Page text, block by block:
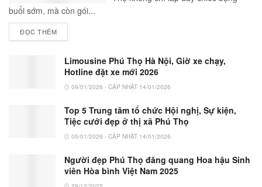
buổi sớm, mà còn gói...
ĐỌC THÊM
Limousine Phú Thọ Hà Nội, Giờ xe chạy,
Hotline đặt xe mới 2026
09/01/2026 - CẬP NHẬT 14/01/2026
Top 5 Trung tâm tổ chức Hội nghị, Sự kiện,
Tiệc cưới đẹp ở thị xã Phú Thọ
05/01/2026 - CẬP NHẬT 14/01/2026
Người đẹp Phú Thọ đăng quang Hoa hậu Sinh
viên Hòa bình Việt Nam 2025